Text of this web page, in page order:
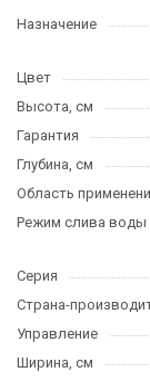
Назначение
Цвет
Высота, см
Гарантия
Глубина, см
Область
Режим слива воды
Серия
Страна-
Управление
Ширина, см